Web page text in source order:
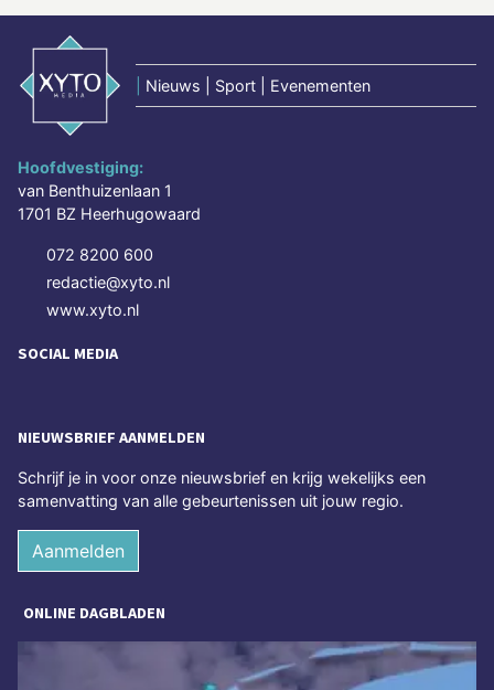
Nieuws | Sport | Evenementen
Hoofdvestiging:
van Benthuizenlaan 1
1701 BZ Heerhugowaard
072 8200 600
redactie@xyto.nl
www.xyto.nl
SOCIAL MEDIA
NIEUWSBRIEF AANMELDEN
Schrijf je in voor onze nieuwsbrief en krijg wekelijks een
samenvatting van alle gebeurtenissen uit jouw regio.
Aanmelden
ONLINE DAGBLADEN